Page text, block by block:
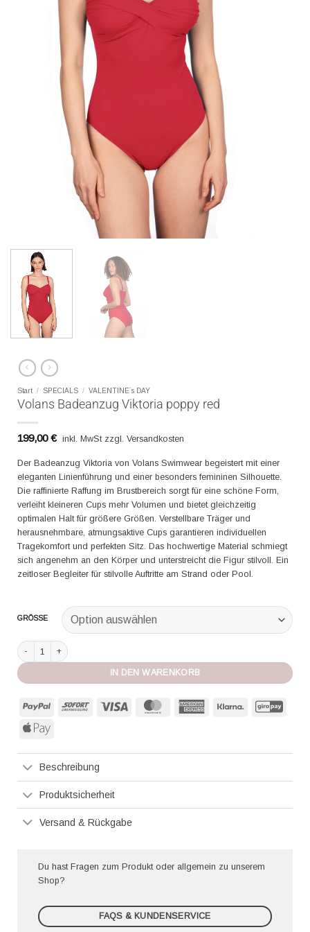
Start / SPECIALS / VALENTINE´s DAY
Volans Badeanzug Viktoria poppy red
199,00€ inkl. MwSt zzgl. Versandkosten
Der Badeanzug Viktoria von Volans Swimwear begeistert mit einer
eleganten Linienführung und einer besonders femininen Silhouette.
Die raffinierte Raffung im Brustbereich sorgt für eine schöne Form,
verleiht kleineren Cups mehr Volumen und bietet gleichzeitig
optimalen Halt für größere Größen. Verstellbare Träger und
herausnehmbare, atmungsaktive Cups garantieren individuellen
Tragekomfort und perfekten Sitz. Das hochwertige Material schmiegt
sich angenehm an den Körper und unterstreicht die Figur stilvoll. Ein
zeitloser Begleiter für stilvolle Auftritte am Strand oder Pool.
GRÖSSE
Volans Badeanzug Viktoria poppy red Menge
IN DEN WARENKORB
PayPal Sofort MasterCard American
Klarna
Apple
Beschreibung
Produktsicherheit
Versand & Rückgabe
Du hast Fragen zum Produkt oder allgemein zu unserem
Shop?
FAQS & KUNDENSERVICE